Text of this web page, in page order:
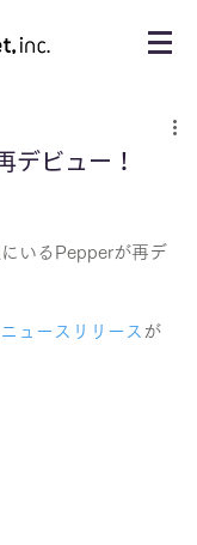
デビュー！
いるPepperが再デ
ニュースリリース が